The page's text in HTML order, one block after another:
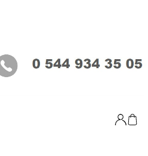
Giriş